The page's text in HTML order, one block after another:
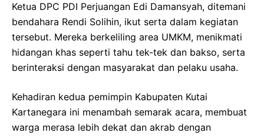
Ketua DPC PDI Perjuangan Edi Damansyah, ditemani
bendahara Rendi Solihin, ikut serta dalam kegiatan
tersebut. Mereka berkeliling area UMKM, menikmati
hidangan khas seperti tahu tek-tek dan bakso, serta
berinteraksi dengan masyarakat dan pelaku usaha.
Kehadiran kedua pemimpin Kabupaten Kutai
Kartanegara ini menambah semarak acara, membuat
warga merasa lebih dekat dan akrab dengan